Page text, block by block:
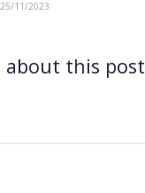
25/11/2023
about this post